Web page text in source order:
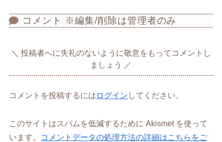
コメント ※編集/削除は管理者のみ
投稿者へに失礼のないように敬意をもってコメントし
ましょう
コメントを投稿するには ログイン してください。
このサイトはスパムを低減するために Akismet を使って
います。
コメントデータの処理方法の詳細はこちらをご